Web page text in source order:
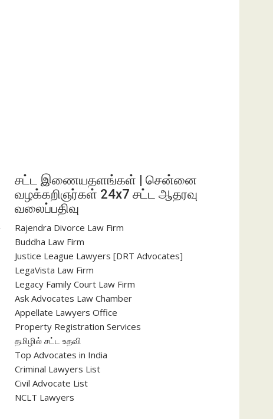
சட்ட இணையதளங்கள் | சென்னை
வழக்கறிஞர்கள் 24x7 சட்ட ஆதரவு
வலைப்பதிவு
Rajendra Divorce Law Firm
Buddha Law Firm
Justice League Lawyers [DRT Advocates]
LegaVista Law Firm
Legacy Family Court Law Firm
Ask Advocates Law Chamber
Appellate Lawyers Office
Property Registration Services
தமிழில் சட்ட உதவி
Top Advocates in India
Criminal Lawyers List
Civil Advocate List
NCLT Lawyers